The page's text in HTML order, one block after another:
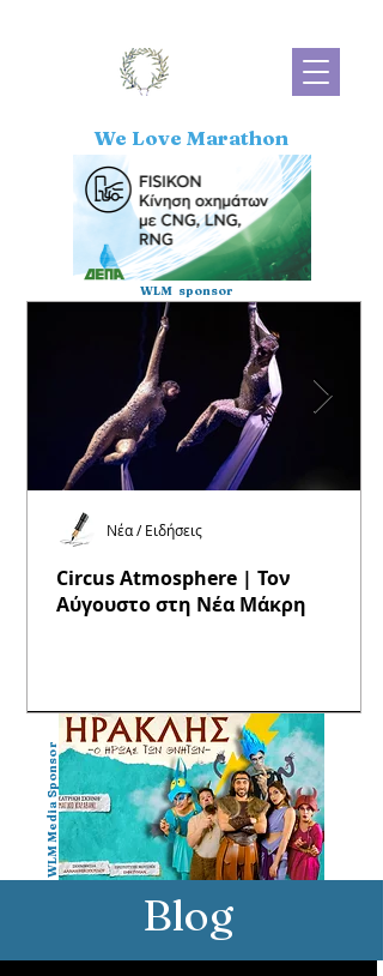
We Love Marathon
WLM sponsor
Circus Atmosphere | Τον
Αύγουστο στη Νέα Μάκρη
Νέα / Ειδήσεις
WLM Media Sponsor
Blog